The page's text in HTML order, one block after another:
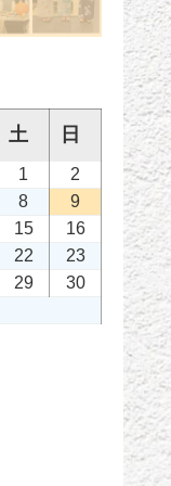
土 日
1
2
8
9
15
16
22
23
29
30